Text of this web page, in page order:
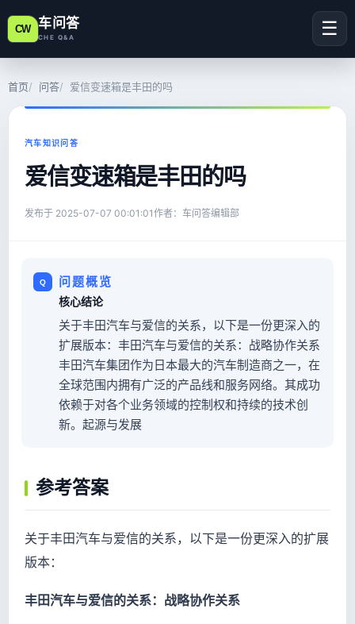
CW 车问答
CHE Q&A ☰
首页 问答 爱信变速箱是丰田的吗
汽车知识问答
爱信变速箱是丰田的吗
发布于 2025-07-07 00:01:01作者：车问答编辑部
问题概览
核心结论
关于丰田汽车与爱信的关系，以下是一份更深入的
扩展版本：丰田汽车与爱信的关系：战略协作关系
丰田汽车集团作为日本最大的汽车制造商之一，在
全球范围内拥有广泛的产品线和服务网络。其成功
依赖于对各个业务领域的控制权和持续的技术创
新。起源与发展
参考答案
关于丰田汽车与爱信的关系，以下是一份更深入的扩展
版本：
丰田汽车与爱信的关系：战略协作关系